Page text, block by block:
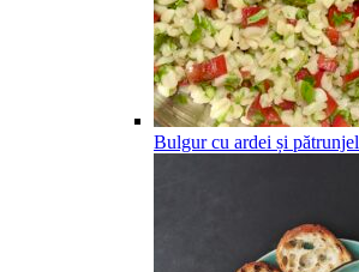
Bulgur cu ardei și pătrunjel